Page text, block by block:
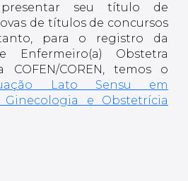
seu título de
de títulos de concursos
para o registro da
Enfermeiro(a) Obstetra
COREN, temos o
Lato Sensu em
e Obstetrícia